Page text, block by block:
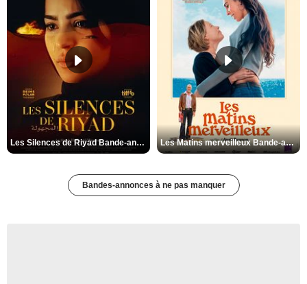
Les Silences de Riyad Bande-annonce VO STFR Les Matins merveilleux Bande-annonce VF
Bandes-annonces à ne pas manquer